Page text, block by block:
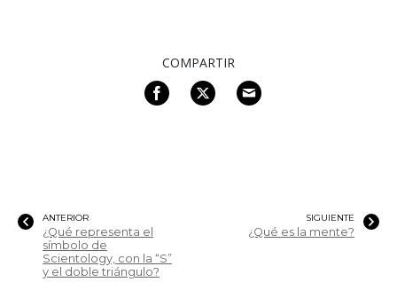
COMPARTIR
ANTERIOR
¿Qué representa el
símbolo de
Scientology, con la “S”
y el doble triángulo?
SIGUIENTE
¿Qué es la mente?